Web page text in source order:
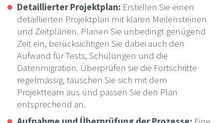
Detaillierter Projektplan: Erstellen Sie einen
detaillierten Projektplan mit klaren Meilensteinen
und Zeitplänen. Planen Sie unbedingt genügend
Zeit ein, berücksichtigen Sie dabei auch den
Aufwand für Tests, Schulungen und die
Datenmigration. Überprüfen sie die Fortschritte
regelmässig, tauschen Sie sich mit dem
Projektteam aus und passen Sie den Plan
entsprechend an.